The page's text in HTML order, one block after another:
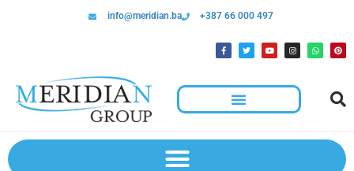
info@meridian.ba +387 66 000 497